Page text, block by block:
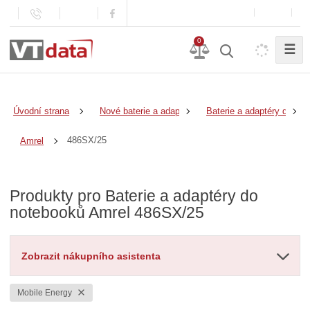
0
☰
Úvodní strana Nové baterie a adaptéry Baterie a adaptéry do
Amrel 486SX/25
Produkty pro Baterie a adaptéry do
notebooků Amrel 486SX/25
Zobrazit nákupního asistenta
Mobile Energy